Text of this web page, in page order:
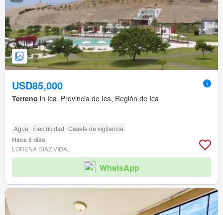
USD85,000
Terreno in Ica, Provincia de Ica, Región de Ica
Agua Electricidad Caseta de vigilancia
Hace 5 días
LORENA DIAZ VIDAL
WhatsApp